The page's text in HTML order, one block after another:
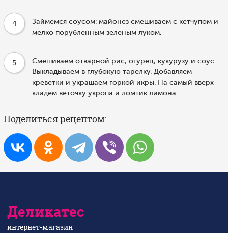
4
Займемся соусом: майонез смешиваем с кетчупом и
мелко порубленным зелёным луком.
5
Смешиваем отварной рис, огурец, кукурузу и соус.
Выкладываем в глубокую тарелку. Добавляем
креветки и украшаем горкой икры. На самый вверх
кладем веточку укропа и ломтик лимона.
Поделиться рецептом:
Деликатес
интернет-магазин